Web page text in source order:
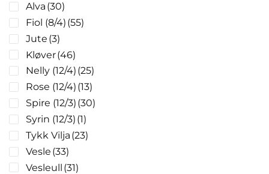
Sengetepper
Teppe(3)
Votter(22)
Alva (30)
Fiol (8/4) (55)
Jute (3)
Kløver(46)
Nelly (12/4) (25)
Rose (12/4) (13)
Spire (12/3) (30)
Syrin (12/3) (1)
Tykk Vilja (23)
Vesle (33)
Vesleull (31)